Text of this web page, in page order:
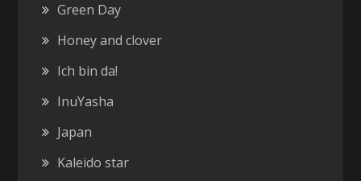
Green Day
Honey and clover
Ich bin da!
InuYasha
Japan
Kaleido star